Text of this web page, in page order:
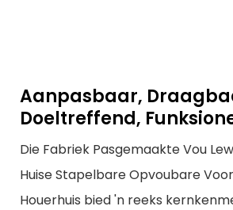
Aanpasbaar,
Doeltreffend,
Die Fabriek Pasgemaakte Vou
Huise Stapelbare Opvoubare
Houerhuis bied 'n reeks